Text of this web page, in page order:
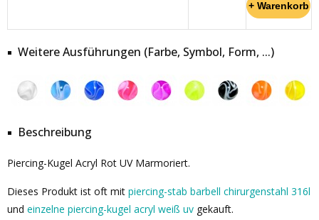
Weitere Ausführungen (Farbe, Symbol, Form, ...)
Beschreibung
Piercing-Kugel Acryl Rot UV Marmoriert.
Dieses Produkt ist oft mit piercing-stab barbell chirurgenstahl 316l
und einzelne piercing-kugel acryl weiß uv gekauft.